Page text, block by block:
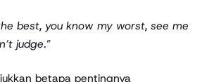
best, you know my worst, see me
judge.”
betapa pentingnya